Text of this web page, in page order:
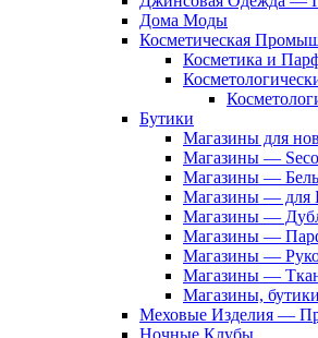
Дома Моды
Косметическая
Косметика и
Бутики
Магазины для
Магазины —
Магазины —
Магазины — для
Магазины —
Магазины —
Магазины —
Магазины —
Магазины,
Меховые Изделия —
Ночные Клубы